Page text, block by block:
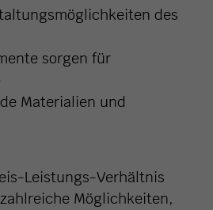
des
sorgen für
Materialien und
Leistungs-Verhältnis
Möglichkeiten,